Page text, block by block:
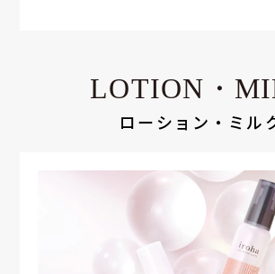
LOTION・
ローション・ミル